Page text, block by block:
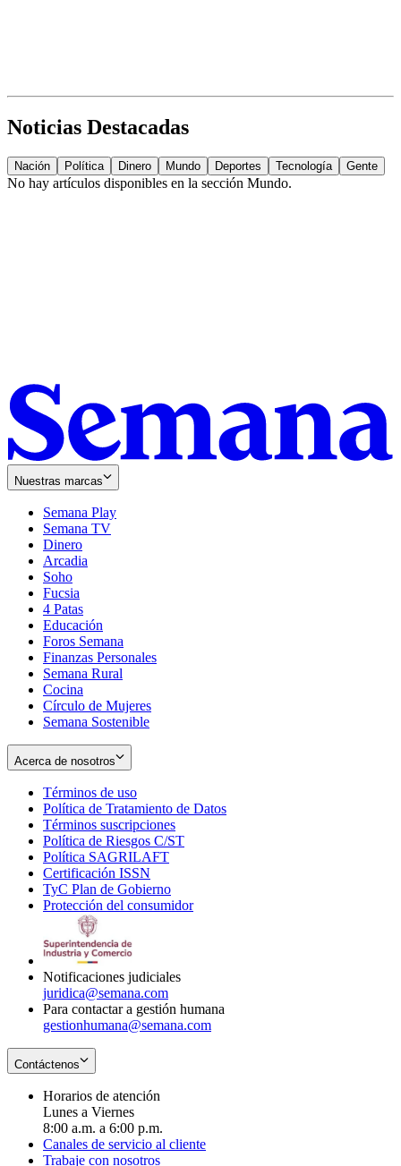
Noticias Destacadas
Nación Política Dinero Mundo Deportes Tecnología Gente
No hay artículos disponibles en la sección Mundo.
Nuestras marcas
Semana Play
Semana TV
Dinero
Arcadia
Soho
in
new
window
Fucsia
in
new
window
4 Patas
Educación
Foros Semana
Finanzas Personales
Semana Rural
Cocina
Círculo de Mujeres
Semana Sostenible
Acerca de nosotros
Términos de uso
in
new
window
Política de Tratamiento de Datos
Términos suscripciones
in
Política de Riesgos C/ST
Política SAGRILAFT
new
window
Certificación ISSN
in
new
TyC Plan de Gobierno
in
Protección del consumidorOpens
Notificaciones judiciales
juridica@semana.com
Para contactar a gestión humana
gestionhumana@semana.com
Contáctenos
Horarios de atención
Lunes a Viernes
8:00 a.m. a 6:00 p.m.
Canales de servicio al cliente
Trabaje con nosotros